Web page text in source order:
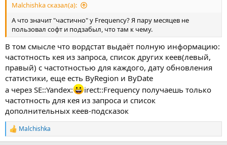
Malchishka сказал(а):
А что значит "частично" у Frequency? Я пару месяцев не
пользовал софт и подзабыл, что там к чему.
В том смысле что вордстат выдаёт полную информацию:
частотность кея из запроса, список других кеев(левый,
правый) с частотностью для каждого, дату обновления
статистики, еще есть ByRegion и ByDate
а через SE::Yandex:
irect::Frequency получаешь только
частотность для кея из запроса и список
дополнительных кеев-подсказок
Р
е
Malchishka